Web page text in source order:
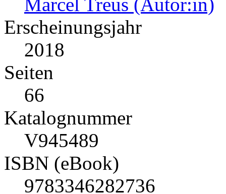
Erscheinungsjahr
2018
Seiten
66
Katalognummer
V945489
ISBN (eBook)
9783346282736